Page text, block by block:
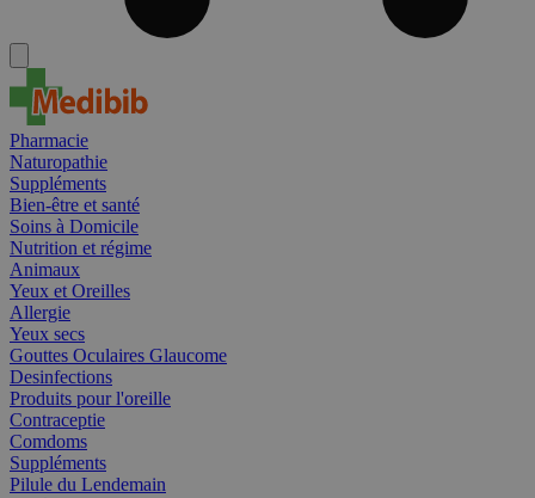
Pharmacie
Naturopathie
Suppléments
Bien-être et santé
Soins à Domicile
Nutrition et régime
Animaux
Yeux et Oreilles
Allergie
Yeux secs
Gouttes Oculaires Glaucome
Desinfections
Produits pour l'oreille
Contraceptie
Comdoms
Suppléments
Pilule du Lendemain